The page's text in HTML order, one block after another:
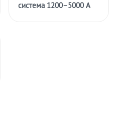
система 1200–5000 А